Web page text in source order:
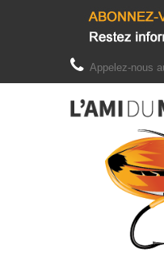
Appelez-nous